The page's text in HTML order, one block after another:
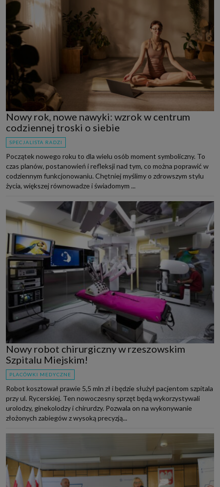
Nowy rok, nowe nawyki: wzrok w centrum
codziennej troski o siebie
SPECJALISTA RADZI
Początek nowego roku to dla wielu osób moment symboliczny. To
czas planów, postanowień i refleksji nad tym, co można poprawić w
codziennym funkcjonowaniu. Chętniej myślimy o zdrowszym stylu
życia, większej równowadze i świadomym ...
Nowy robot chirurgiczny w rzeszowskim
Szpitalu Miejskim!
PLACÓWKI MEDYCZNE
Robot kosztował prawie 5,5 mln zł i będzie służył pacjentom szpitala
przy ul. Rycerskiej. Ten nowoczesny sprzęt będą wykorzystywali
urolodzy, ginekolodzy i chirurdzy. Pozwala on na wykonywanie
złożonych zabiegów z wysoką precyzją...